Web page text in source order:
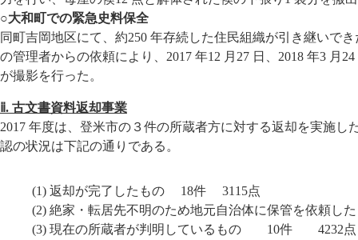
○大和町での緊急史料保全
同町吉岡地区にて、約250 年存続した住民組織が引き継いで
の管理者からの依頼により、2017 年12 月27 日、2018 年3 月
が撮影を行った。
ⅱ. 古文書資料返却事業
2017 年度は、登米市の３件の所蔵者方に対する返却を実施し
認の状況は下記の通りである。
(1) 返却が完了したもの 18件 3115点
(2) 絶家・転居先不明のため地元自治体に保管を依
(3) 現在の所蔵者が判明しているもの 10件 4232点